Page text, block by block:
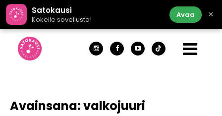
Satokausi
Kokeile sovellusta!
Avaa ×
Avainsana:valkojuuri